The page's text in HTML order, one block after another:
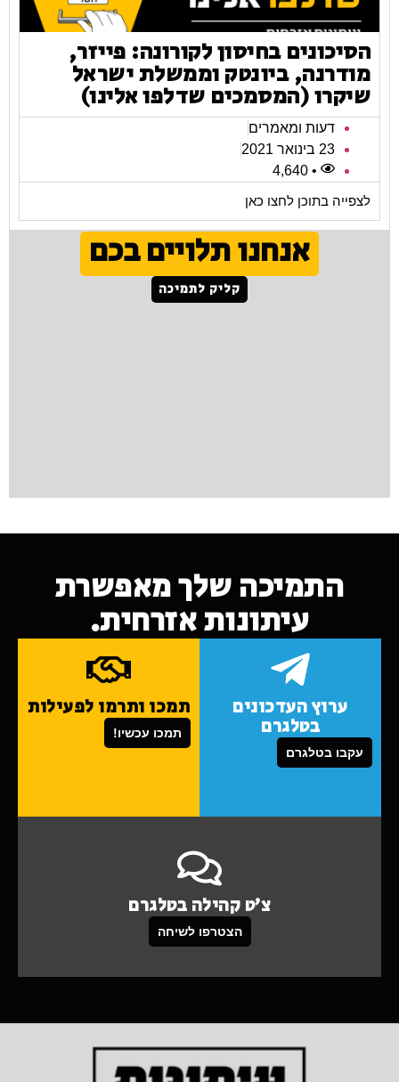
הסיכונים בחיסון לקורונה: פייזר,
מודרנה, ביונטק וממשלת ישראל
שיקרו (המסמכים שדלפו אלינו)
דעות ומאמרים
23 בינואר 2021
• 4,640
לצפייה בתוכן לחצו כאן
אנחנו תלויים בכם
קליק לתמיכה
התמיכה שלך מאפשרת
עיתונות אזרחית.
ערוץ העדכונים
בטלגרם
עקבו בטלגרם
תמכו ותרמו לפעילות
תמכו עכשיו!
צ'ט קהילה בטלגרם
הצטרפו לשיחה